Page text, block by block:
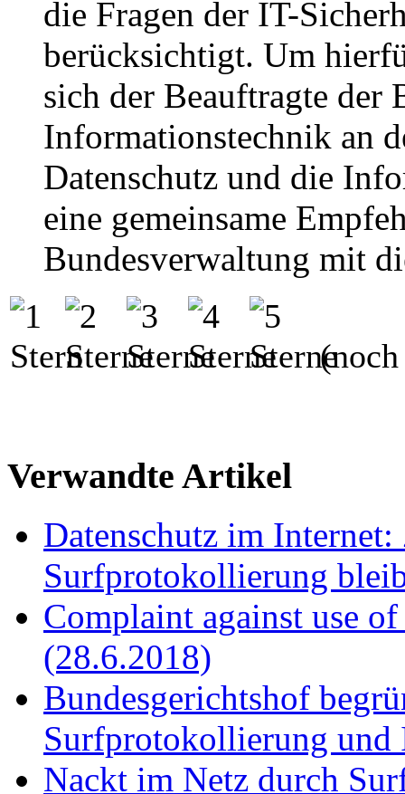
die Fragen der IT-
berücksichtigt. Um
sich der Beauftragte der
Informationstechnik an
Datenschutz und die
eine gemeinsame
Bundesverwaltung mit
(noch
Verwandte Artikel
Datenschutz im
Surfprotokollierung
Complaint against use
(28.6.2018)
Bundesgerichtshof
Surfprotokollierung und
Nackt im Netz durch